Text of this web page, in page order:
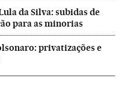
da Silva: subidas de
para as minorias
privatizações e